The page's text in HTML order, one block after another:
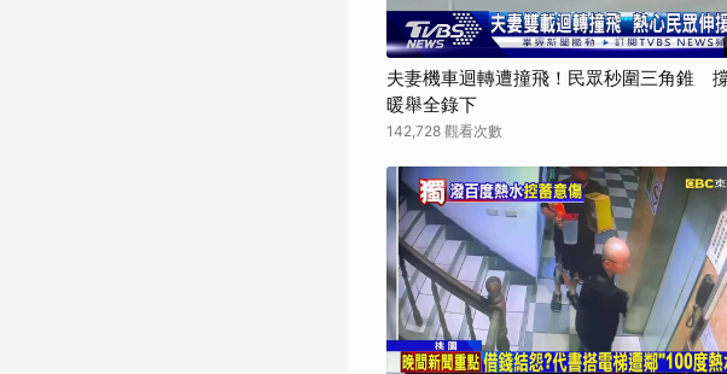
夫妻機車迴轉遭撞飛！民眾秒圍三角錐
暖舉全錄下
142,728 觀看次數